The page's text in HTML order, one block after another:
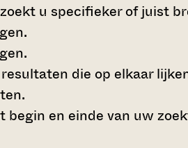
u specifieker of juist
die op elkaar
begin en einde van uw